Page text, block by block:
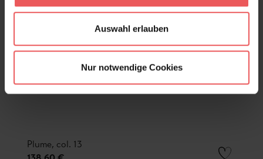
Auswahl erlauben
Nur notwendige Cookies
Plume, col. 13